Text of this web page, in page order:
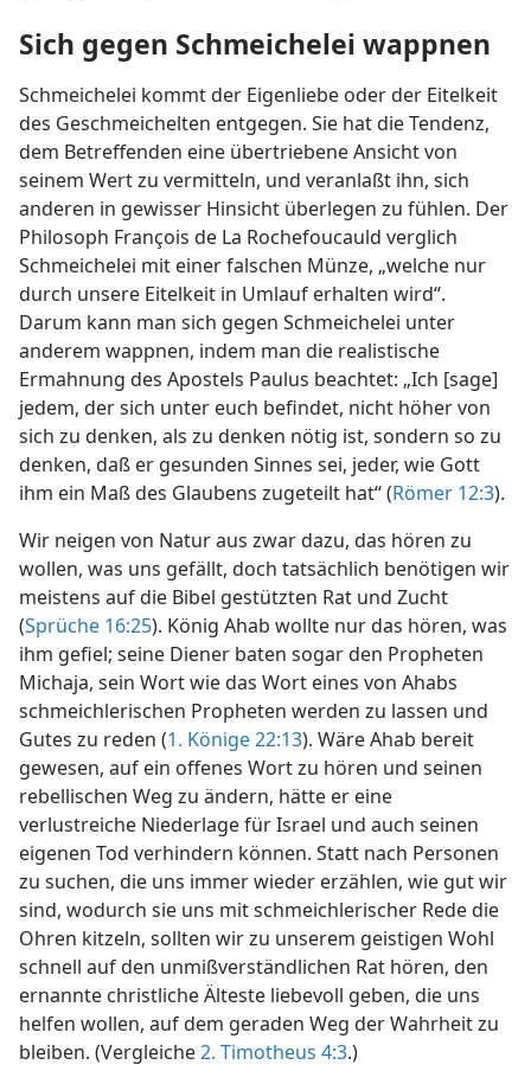
Sich gegen Schmeichelei wappnen
Schmeichelei kommt der Eigenliebe oder der Eitelkeit
des Geschmeichelten entgegen. Sie hat die Tendenz,
dem Betreffenden eine übertriebene Ansicht von
seinem Wert zu vermitteln, und veranlaßt ihn, sich
anderen in gewisser Hinsicht überlegen zu fühlen. Der
Philosoph François de La Rochefoucauld verglich
Schmeichelei mit einer falschen Münze, „welche nur
durch unsere Eitelkeit in Umlauf erhalten wird“.
Darum kann man sich gegen Schmeichelei unter
anderem wappnen, indem man die realistische
Ermahnung des Apostels Paulus beachtet: „Ich [sage]
jedem, der sich unter euch befindet, nicht höher von
sich zu denken, als zu denken nötig ist, sondern so zu
denken, daß er gesunden Sinnes sei, jeder, wie Gott
ihm ein Maß des Glaubens zugeteilt hat“ (Römer 12:3).
Wir neigen von Natur aus zwar dazu, das hören zu
wollen, was uns gefällt, doch tatsächlich benötigen wir
meistens auf die Bibel gestützten Rat und Zucht
(Sprüche 16:25). König Ahab wollte nur das hören, was
ihm gefiel; seine Diener baten sogar den Propheten
Michaja, sein Wort wie das Wort eines von Ahabs
schmeichlerischen Propheten werden zu lassen und
Gutes zu reden (1. Könige 22:13). Wäre Ahab bereit
gewesen, auf ein offenes Wort zu hören und seinen
rebellischen Weg zu ändern, hätte er eine
verlustreiche Niederlage für Israel und auch seinen
eigenen Tod verhindern können. Statt nach Personen
zu suchen, die uns immer wieder erzählen, wie gut wir
sind, wodurch sie uns mit schmeichlerischer Rede die
Ohren kitzeln, sollten wir zu unserem geistigen Wohl
schnell auf den unmißverständlichen Rat hören, den
ernannte christliche Älteste liebevoll geben, die uns
helfen wollen, auf dem geraden Weg der Wahrheit zu
bleiben. (Vergleiche2. Timotheus 4:3.)